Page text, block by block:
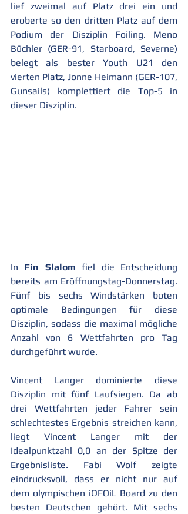
lief zweimal auf Platz drei ein und
eroberte so den dritten Platz auf dem
Podium der Disziplin Foiling. Meno
Büchler (GER-91, Starboard, Severne)
belegt als bester Youth U21 den
vierten Platz, Jonne Heimann (GER-107,
Gunsails) komplettiert die Top-5 in
dieser Disziplin.
In Fin Slalom fiel die Entscheidung
bereits am Eröffnungstag-Donnerstag.
Fünf bis sechs Windstärken boten
optimale Bedingungen für diese
Disziplin, sodass die maximal mögliche
Anzahl von 6 Wettfahrten pro Tag
durchgeführt wurde.
Vincent Langer dominierte diese
Disziplin mit fünf Laufsiegen. Da ab
drei Wettfahrten jeder Fahrer sein
schlechtestes Ergebnis streichen kann,
liegt Vincent Langer mit der
Idealpunktzahl 0,0 an der Spitze der
Ergebnisliste. Fabi Wolf zeigte
eindrucksvoll, dass er nicht nur auf
dem olympischen iQFOiL Board zu den
besten Deutschen gehört. Mit sechs